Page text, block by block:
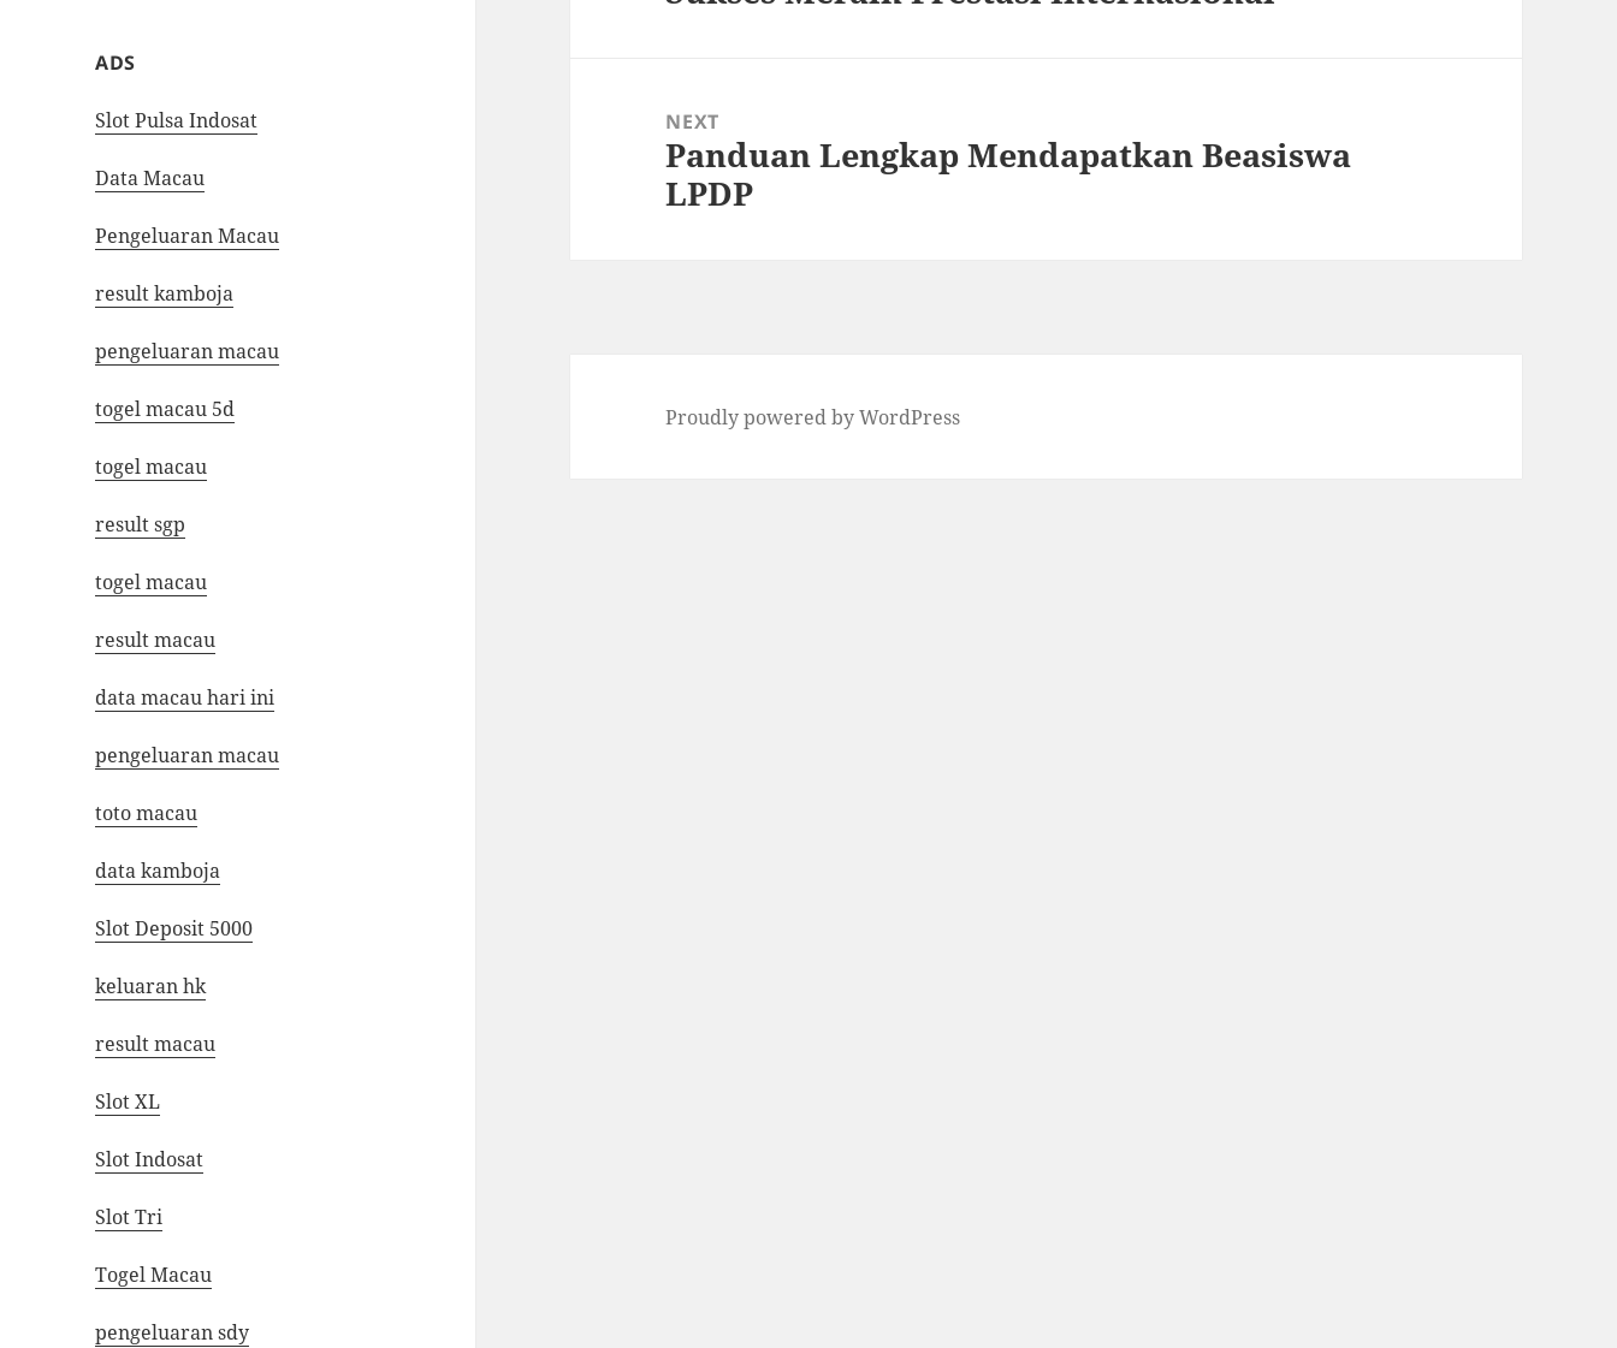
ADS
Slot Pulsa Indosat
Data Macau
Pengeluaran Macau
result kamboja
pengeluaran macau
togel macau 5d
togel macau
result sgp
togel macau
result macau
data macau hari ini
pengeluaran macau
toto macau
data kamboja
Slot Deposit 5000
keluaran hk
result macau
Slot XL
Slot Indosat
Slot Tri
Togel Macau
pengeluaran sdy
NEXT
Next
post:
Panduan Lengkap Mendapatkan Beasiswa
LPDP
Proudly powered by WordPress